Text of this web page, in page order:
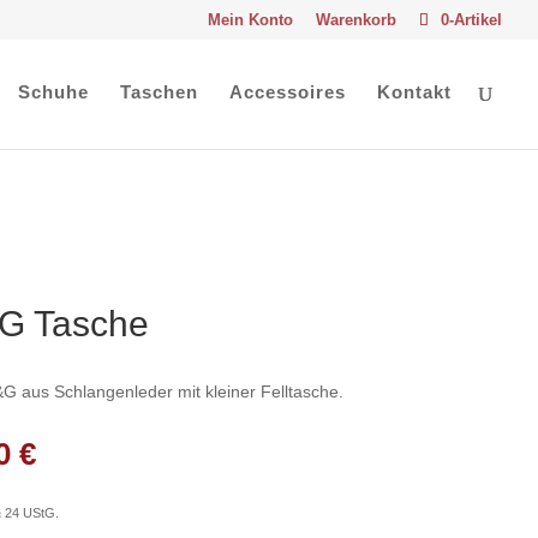
Mein Konto Warenkorb 0-Artikel
Schuhe Taschen Accessoires Kontakt
Tasche
aus Schlangenleder mit kleiner Felltasche.
€Aktueller
ist:
UStG.